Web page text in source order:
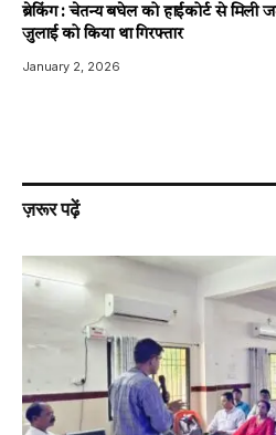
ब्रेकिंग : चेतन्य बघेल को हाईकोर्ट से
जुलाई को किया था गिरफ्तार
January 2, 2026
ज़रूर पढ़ें